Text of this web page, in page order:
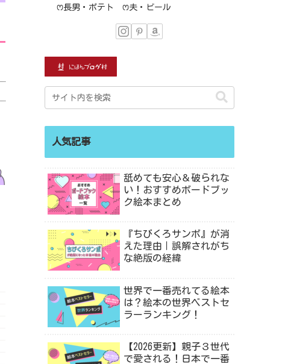
ꢭ長男・ポテト ꢭ夫・ビール
人気記事
舐めても安心＆破られな
い！おすすめボードブッ
ク絵本まとめ
『ちびくろサンボ』が消
えた理由｜誤解されがち
な絶版の経緯
世界で一番売れてる絵本
は？絵本の世界ベストセ
ラーランキング！
【2026更新】親子３世代
で愛される！日本で一番